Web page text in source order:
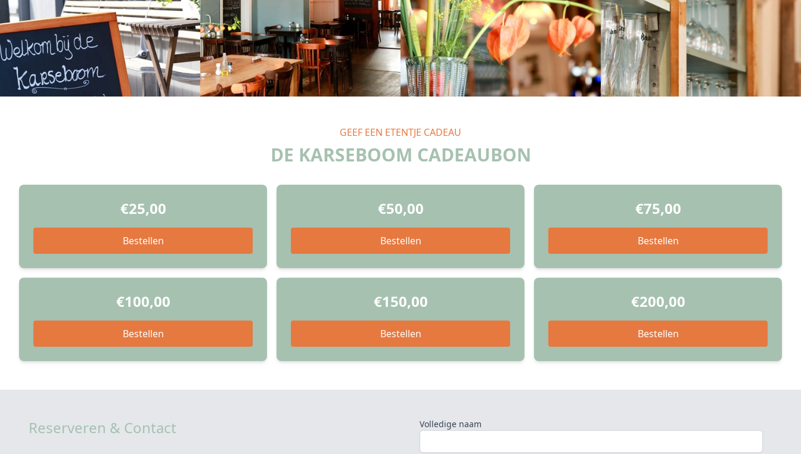
GEEF EEN ETENTJE CADEAU
DE KARSEBOOM CADEAUBON
€25,00
Bestellen
€50,00
Bestellen
€75,00
Bestellen
€100,00
Bestellen
€150,00
Bestellen
€200,00
Bestellen
Reserveren & Contact Volledige naam